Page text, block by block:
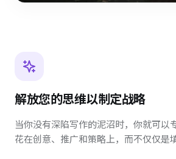
解放您的思维以制定战略
当你没有深陷写作的泥沼时，你就可以
花在创意、推广和策略上，而不仅仅是